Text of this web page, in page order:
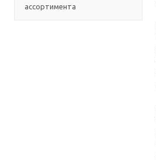
ассортимента